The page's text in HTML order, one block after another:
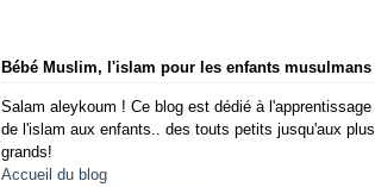
Bébé Muslim, l'islam pour les enfants musulmans
Salam aleykoum ! Ce blog est dédié à l'apprentissage
de l'islam aux enfants.. des touts petits jusqu'aux plus
grands!
Accueil du blog